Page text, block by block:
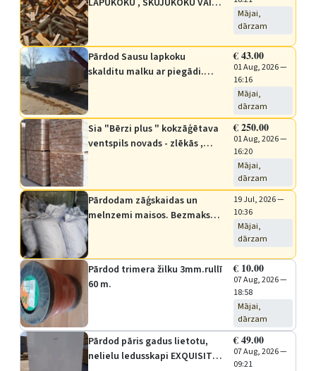
LAPUKOKU , SKUJUKOKU VAI
NEPIECIEŠAMIE GARUMI, KRAVA
7,2 BERKUBI , PIEGĀDE UZ
VENTSPILI IEKĻAUTA CENĀ .
Mājai,
dārzam
Pārdod Sausu lapkoku
skalditu malku ar piegādi.
klucīšu malku. 10 ber/m3
krava 3m garu lapkoku meža
malku ar piegādi. minimālā
€ 43.00
01 Aug, 2026 —
16:16
Mājai,
dārzam
Sia "Bērzi plus " kokzāģētava
ventspils novads - zlēkās ,
materiālus izāģējam pēc Jūsu
norādītiem izmēriem.
€ 250.00
01 Aug, 2026 —
16:20
Mājai,
dārzam
Pārdodam zāģskaidas un
melnzemi maisos. Bezmaksas
19 Jul, 2026 —
10:36
Mājai,
dārzam
Pārdod trimera žilku 3mm.rullī
60 m.
€ 10.00
07 Aug, 2026 —
18:58
Mājai,
dārzam
Pārdod pāris gadus lietotu,
nelielu ledusskapi EXQUISIT.
€ 49.00
07 Aug, 2026 —
09:21